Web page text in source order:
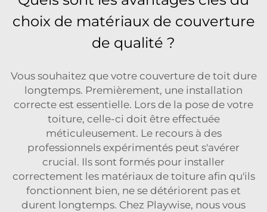
choix de matériaux de couverture
de qualité ?
Vous souhaitez que votre couverture de toit dure
longtemps. Premièrement, une installation
correcte est essentielle. Lors de la pose de votre
toiture, celle-ci doit être effectuée
méticuleusement. Le recours à des
professionnels expérimentés peut s'avérer
crucial. Ils sont formés pour installer
correctement les matériaux de toiture afin qu'ils
fonctionnent bien, ne se détériorent pas et
durent longtemps. Chez Playwise, nous vous